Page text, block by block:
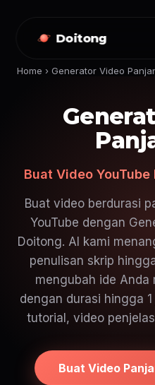
Doitong
Home › Generator Video
Buat Video
Buat video berdurasi
YouTube dengan
Doitong. AI kami
penulisan skrip
mengubah ide Anda
dengan durasi hingga
tutorial, video
Buat Video